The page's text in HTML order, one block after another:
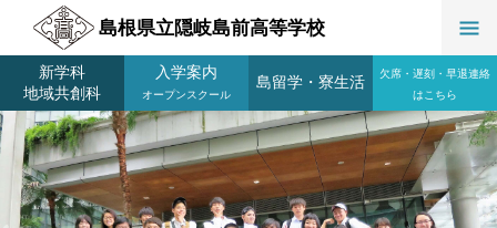
島根県立隠岐島前高等学校
新学科
地域共創科
入学案内
オープンスクール
島留学 ・ 寮生活
欠席・遅刻・早退連絡
はこちら